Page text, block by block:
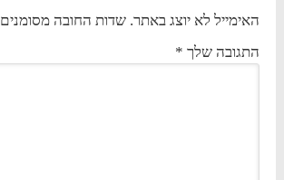
האימייל לא יוצג באתר. שדות החובה מסומנים
התגובה שלך *